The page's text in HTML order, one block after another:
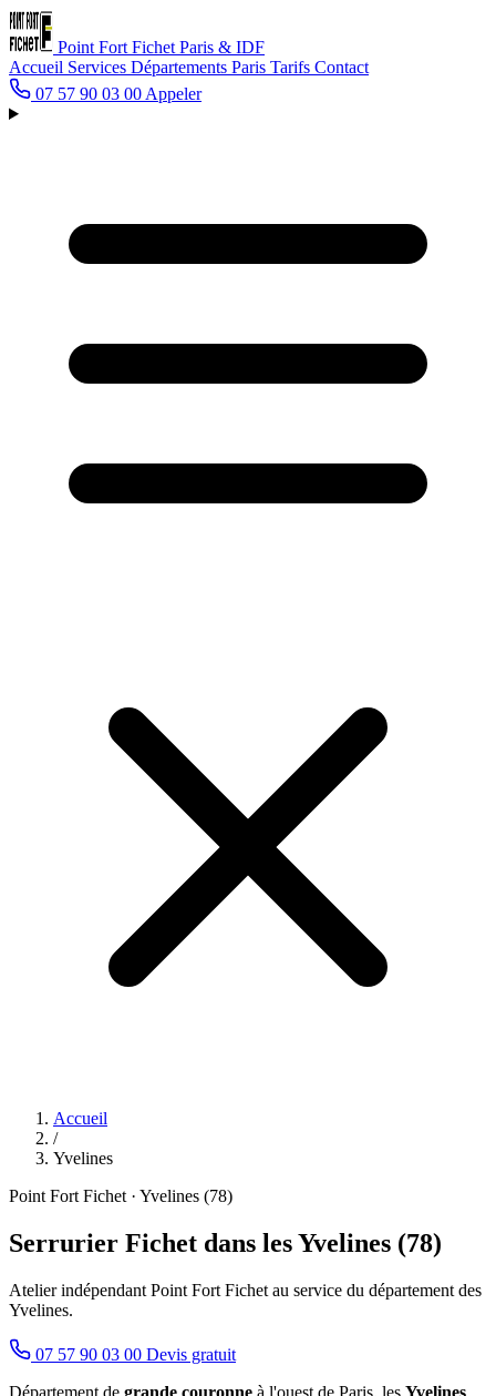
Point Fort Fichet Paris & IDF
Accueil Services Départements Paris Tarifs Contact
07 57 90 03 00 Appeler
Accueil
/
Yvelines
Point Fort Fichet · Yvelines (78)
Serrurier Fichet dans les Yvelines (78)
Atelier indépendant Point Fort Fichet au service du département des
Yvelines.
07 57 90 03 00 Devis gratuit
Département de grande couronne à l'ouest de Paris, les Yvelines